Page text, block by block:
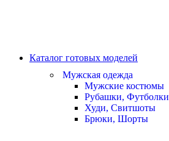
Каталог готовых моделей
Мужская одежда
Мужские костюмы
Рубашки, Футболки
Худи, Свитшоты
Брюки, Шорты